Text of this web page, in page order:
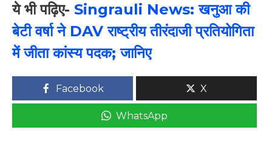
ये भी पढ़िए- Singrauli News: खनुआ की
बेटी वर्षा ने DAV राष्ट्रीय तीरंदाजी प्रतियोगिता
में जीता कांस्य पदक; जानिए
Facebook X
WhatsApp